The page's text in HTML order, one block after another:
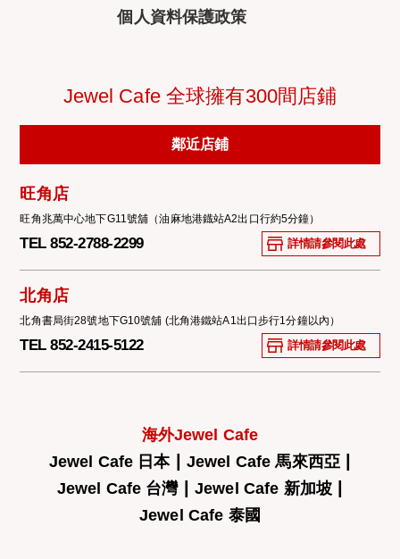
個人資料保護政策
Jewel Cafe 全球擁有300間店鋪
鄰近店鋪
旺角店
旺角兆萬中心地下G11號舖（油麻地港鐡站A2出口行約5分鐘）
TEL 852-2788-2299 詳情請參閱此處
北角店
北角書局街28號地下G10號舖 (北角港鐵站A1出口步行1分鐘以內）
TEL 852-2415-5122 詳情請參閱此處
海外Jewel Cafe
Jewel Cafe 日本| Jewel Cafe 馬來西亞 |
Jewel Cafe 台灣| Jewel Cafe 新加坡|
Jewel Cafe 泰國